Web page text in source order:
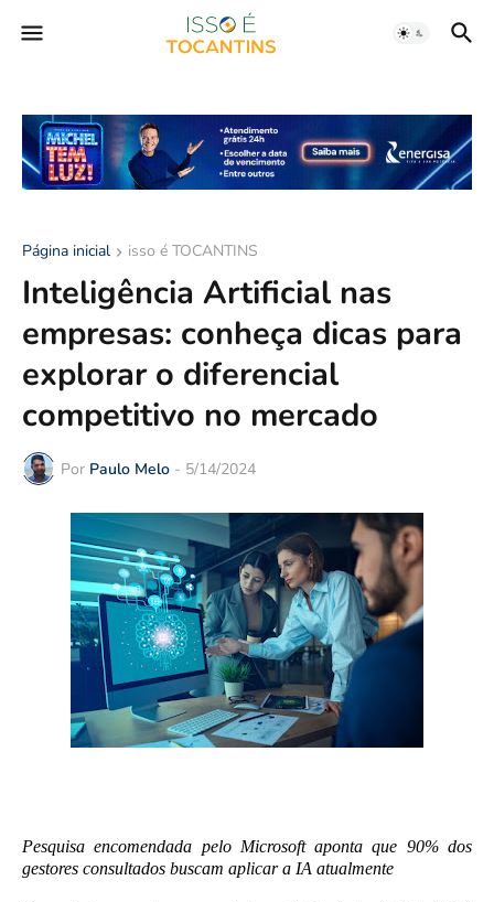
Página inicial isso é TOCANTINS
Inteligência Artificial nas
empresas: conheça dicas para
explorar o diferencial
competitivo no mercado
Por Paulo Melo - 5/14/2024
Pesquisa encomendada pelo Microsoft aponta que 90% dos
gestores consultados buscam aplicar a IA atualmente